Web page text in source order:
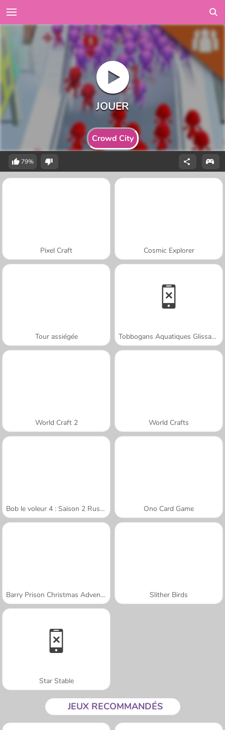
Crowd City
79%
Pixel Craft Cosmic Explorer
Tour assiégée Tobbogans Aquatiques Glissants : Aquapark.io
World Craft 2 World Crafts
Bob le voleur 4 : Saison 2 Russie Ono Card Game
Barry Prison Christmas Adventure Slither Birds
Star Stable
JEUX RECOMMANDÉS